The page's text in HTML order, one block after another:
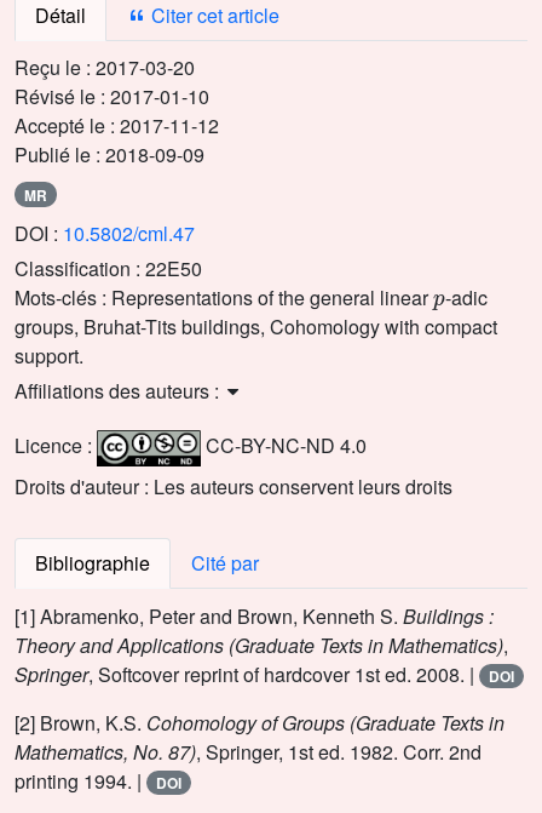
Détail
Citer cet article
Reçu le : 2017-03-20
Révisé le : 2017-01-10
Accepté le : 2017-11-12
Publié le : 2018-09-09
MR
DOI : 10.5802/cml.47
Classification : 22E50
Mots-clés : Representations of the general linear -adic
groups, Bruhat-Tits buildings, Cohomology with compact
support.
Affiliations des auteurs :
Licence :
CC-BY-NC-ND 4.0
Droits d'auteur : Les auteurs conservent leurs droits
Bibliographie
Cité par
[1] Abramenko, Peter and Brown, Kenneth S. Buildings :
Theory and Applications (Graduate Texts in Mathematics),
Springer, Softcover reprint of hardcover 1st ed. 2008. | DOI
[2] Brown, K.S. Cohomology of Groups (Graduate Texts in
Mathematics, No. 87), Springer, 1st ed. 1982. Corr. 2nd
printing 1994. |
DOI